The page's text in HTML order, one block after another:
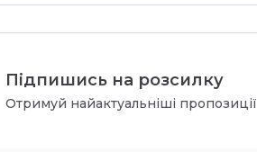
Підпишись на розсилку
Отримуй найактуальніші пропозиції